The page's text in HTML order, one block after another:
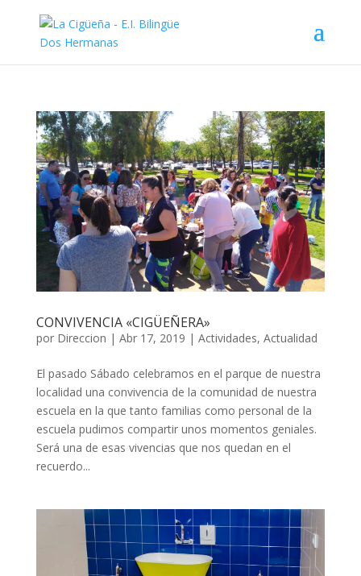
CONVIVENCIA «CIGÜEÑERA»
por Direccion | Abr 17, 2019 | Actividades, Actualidad
El pasado Sábado celebramos en el parque de nuestra
localidad una convivencia de la comunidad de nuestra
escuela en la que tanto familias como personal de la
escuela pudimos compartir unos momentos geniales.
Será una de esas vivencias que nos quedan en el
recuerdo...